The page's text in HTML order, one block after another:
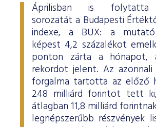
Áprilisban is folytatta
sorozatát a Budapesti
indexe, a BUX: a mutató
képest 4,2 százalékot
ponton zárta a hónapot,
rekordot jelent. Az azonnali
forgalma tartotta az előző
248 milliárd forintot tett
átlagban 11,8 milliárd
legnépszerűbb részvények